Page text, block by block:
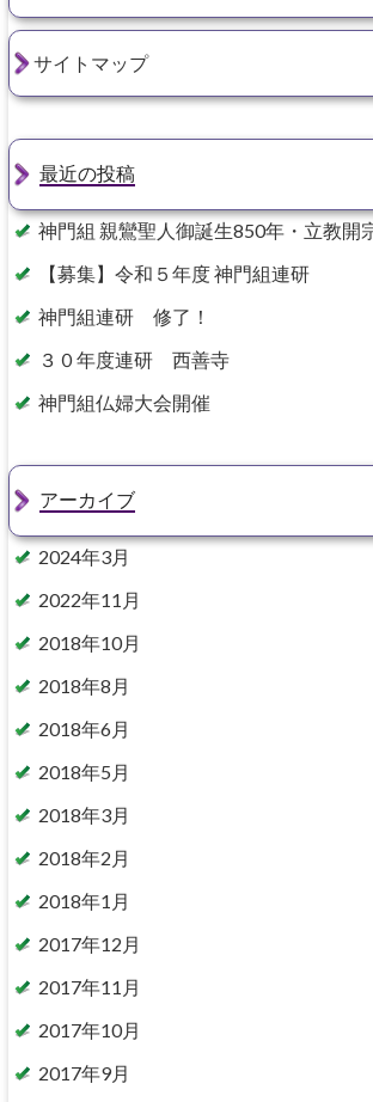
サイトマップ
最近の投稿
神門組 親鸞聖人御誕生850年・立教開
【募集】令和５年度 神門組連研
神門組連研 修了！
３０年度連研 西善寺
神門組仏婦大会開催
アーカイブ
2024年3月
2022年11月
2018年10月
2018年8月
2018年6月
2018年5月
2018年3月
2018年2月
2018年1月
2017年12月
2017年11月
2017年10月
2017年9月